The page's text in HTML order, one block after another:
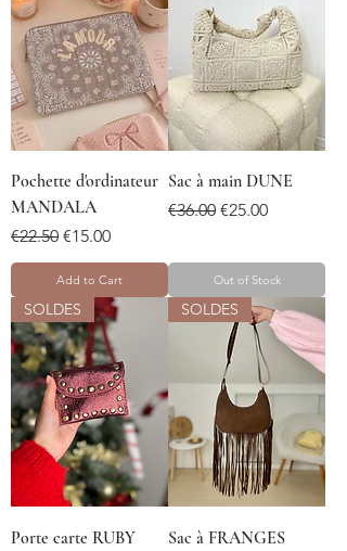
Pochette d'ordinateur
MANDALA
Regular Price
€22.50 Sale Price
€15.00
Add to Cart
Sac à main DUNE
Regular Price
€36.00 Sale Price
€25.00
Out of Stock
SOLDES
Porte carte RUBY
SOLDES
Sac à FRANGES